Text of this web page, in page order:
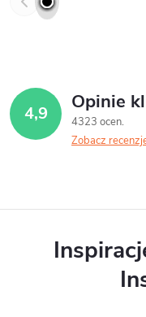
4,9 Opinie
4323 ocen
Zobacz